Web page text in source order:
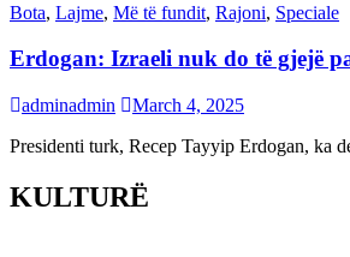
Bota, Lajme, Më të fundit, Rajoni, Speciale
Erdogan: Izraeli nuk do të gjejë
adminadmin
March 4, 2025
Presidenti turk, Recep Tayyip Erdogan, ka
KULTURË